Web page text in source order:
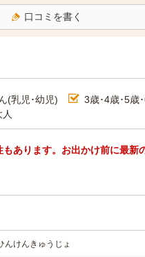
口コミを書く
(乳児･幼児) 3歳･4歳･5歳
人
あります。お出かけ前に最新
んけんきゅうじょ